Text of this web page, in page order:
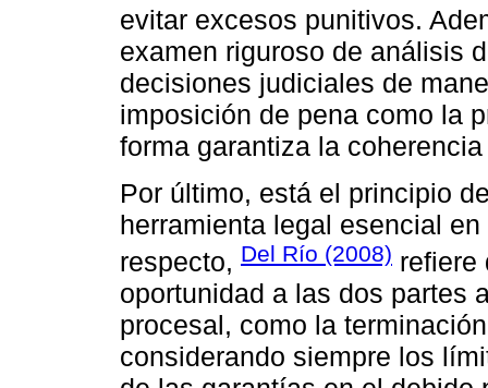
evitar excesos punitivos.
examen riguroso de análisis
decisiones judiciales de
imposición de pena como la
forma garantiza la
Por último, está el principio
herramienta legal esencial
respecto, Del Río (2008) refiere
oportunidad a las dos partes
procesal, como la
considerando siempre los